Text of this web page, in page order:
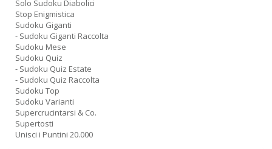
Solo Sudoku Diabolici
Stop Enigmistica
Sudoku Giganti
- Sudoku Giganti Raccolta
Sudoku Mese
Sudoku Quiz
- Sudoku Quiz Estate
- Sudoku Quiz Raccolta
Sudoku Top
Sudoku Varianti
Supercrucintarsi & Co.
Supertosti
Unisci i Puntini 20.000